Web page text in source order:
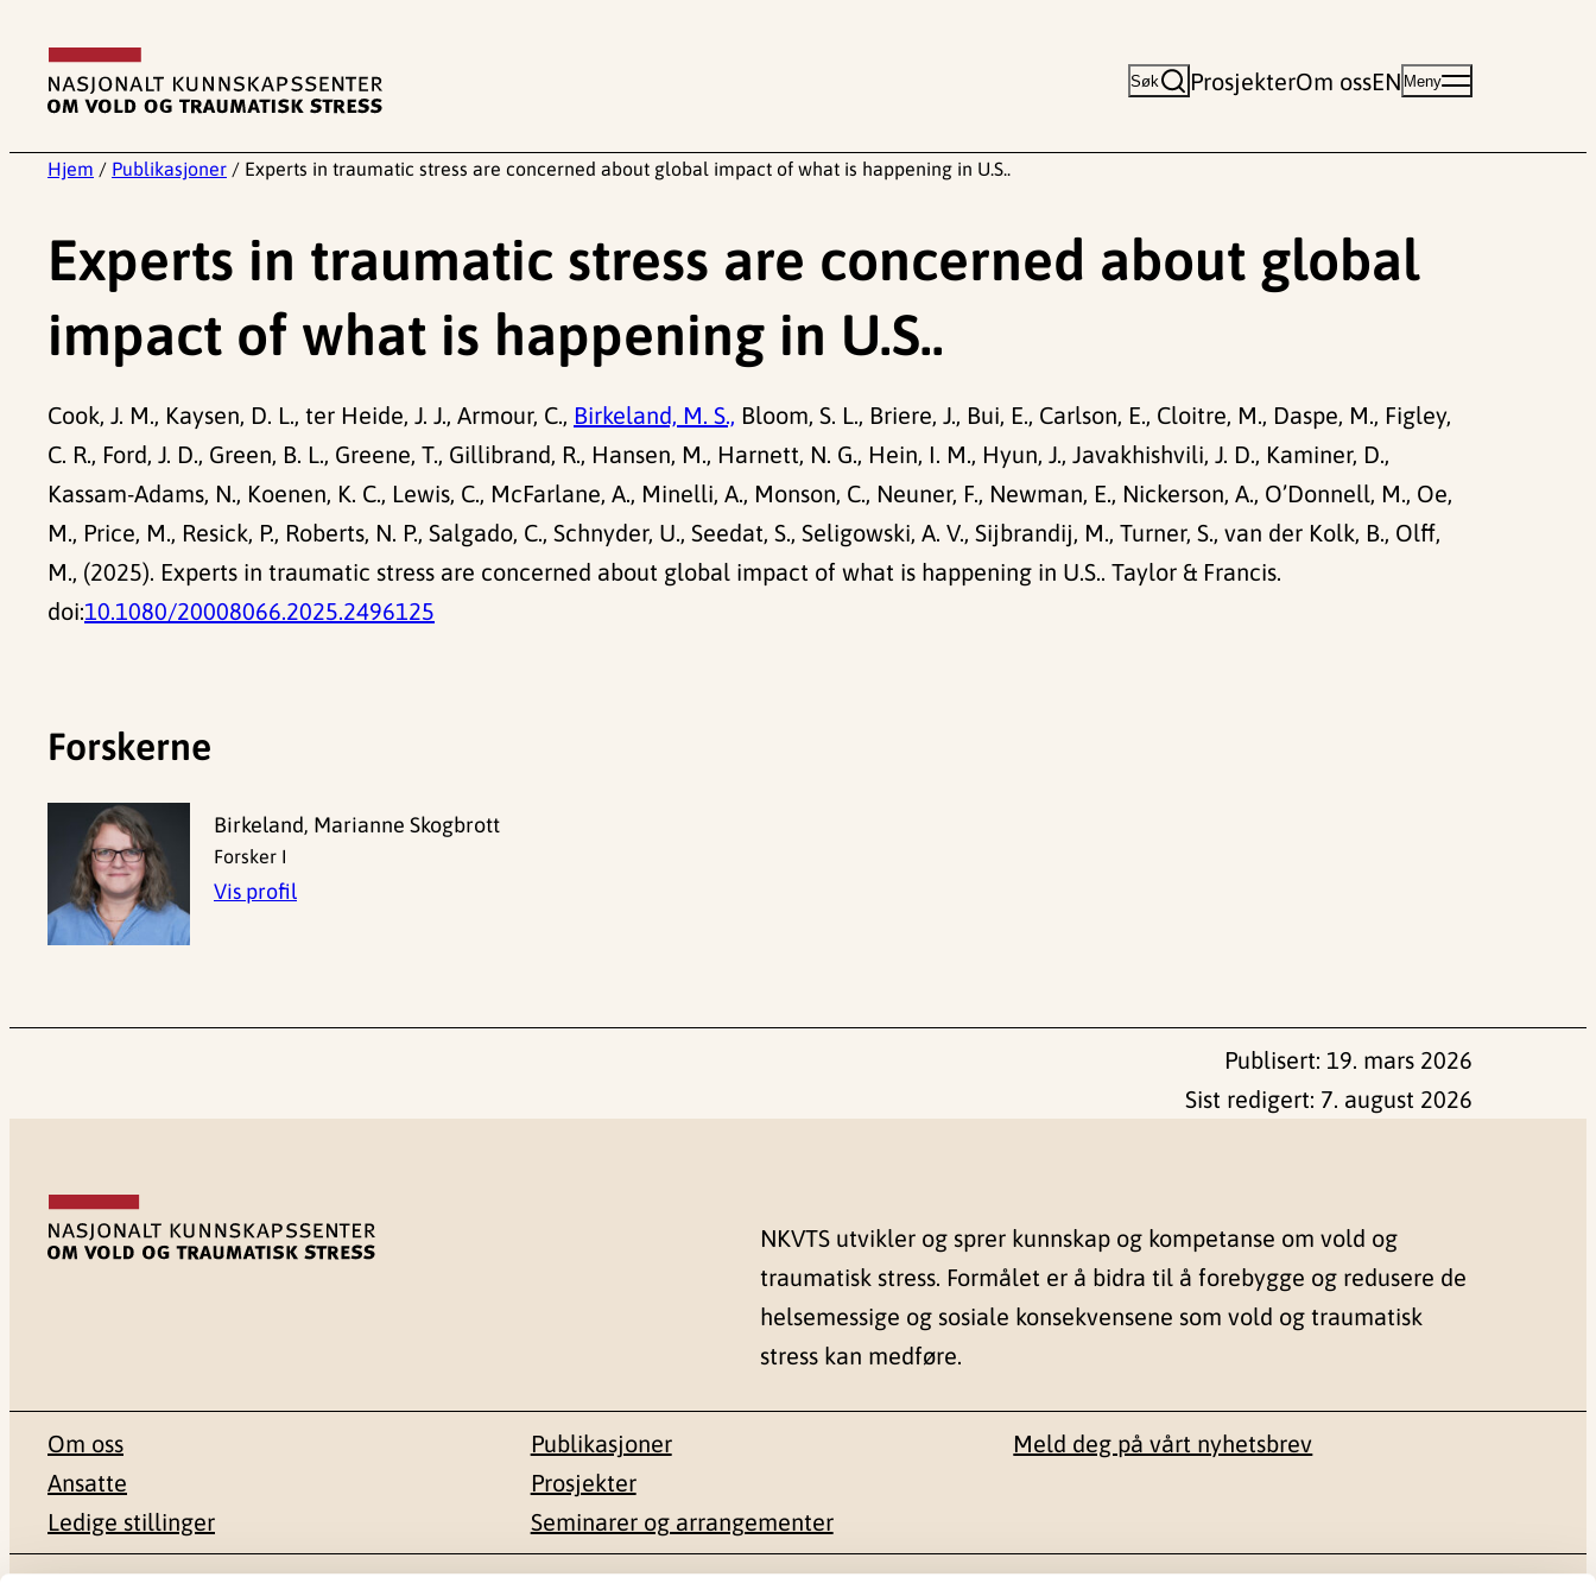
innhold
Søk ProsjekterOm ossEN Meny
Hjem / Publikasjoner / Experts in traumatic stress are concerned about global impact of what is happening in U.S..
Experts in traumatic stress are concerned about global
impact of what is happening in U.S..
Cook, J. M., Kaysen, D. L., ter Heide, J. J., Armour, C., Birkeland, M. S., Bloom, S. L., Briere, J., Bui, E., Carlson, E., Cloitre, M., Daspe, M., Figley,
C. R., Ford, J. D., Green, B. L., Greene, T., Gillibrand, R., Hansen, M., Harnett, N. G., Hein, I. M., Hyun, J., Javakhishvili, J. D., Kaminer, D.,
Kassam-Adams, N., Koenen, K. C., Lewis, C., McFarlane, A., Minelli, A., Monson, C., Neuner, F., Newman, E., Nickerson, A., O’Donnell, M., Oe,
M., Price, M., Resick, P., Roberts, N. P., Salgado, C., Schnyder, U., Seedat, S., Seligowski, A. V., Sijbrandij, M., Turner, S., van der Kolk, B., Olff,
M., (2025). Experts in traumatic stress are concerned about global impact of what is happening in U.S.. Taylor & Francis.
doi:10.1080/20008066.2025.2496125
Forskerne
Birkeland, Marianne Skogbrott
Forsker I
Vis profil
Publisert: 19. mars 2026
Sist redigert: 7. august 2026
NKVTS utvikler og sprer kunnskap og kompetanse om vold og
traumatisk stress. Formålet er å bidra til å forebygge og redusere de
helsemessige og sosiale konsekvensene som vold og traumatisk
stress kan medføre.
Om oss
Ansatte
Ledige stillinger
Publikasjoner
Prosjekter
Seminarer og arrangementer
Meld deg på vårt nyhetsbrev